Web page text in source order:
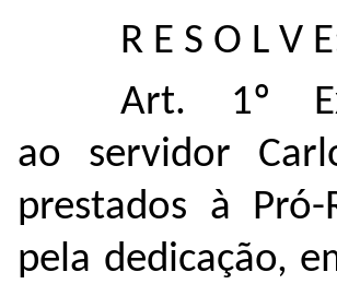
R E S O L V
Art. 1º
ao servidor
prestados à Pró-
pela dedicação,